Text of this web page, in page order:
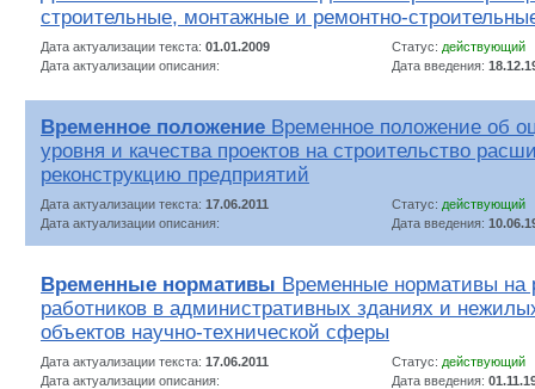
строительные, монтажные и ремонтно-
Дата актуализации текста: 01.01.2009 Статус: действующий
Дата актуализации описания:
Дата введения:
Временное положение Временное положение об
уровня и качества проектов на строительство
реконструкцию предприятий
Дата актуализации текста: 17.06.2011 Статус: действующий
Дата актуализации описания:
Дата введения:
Временные нормативы Временные нормативы на
работников в административных зданиях и
объектов научно-технической сферы
Дата актуализации текста: 17.06.2011 Статус: действующий
Дата актуализации описания:
Дата введения: